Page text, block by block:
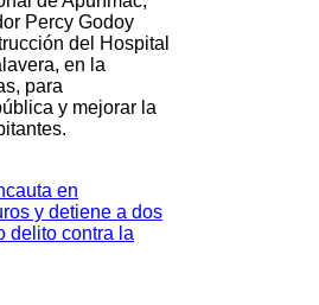
Percy Godoy
del Hospital
en la
para
y mejorar la